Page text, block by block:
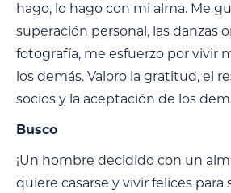
hago, lo hago con mi alma. Me
superación personal, las danzas
fotografía, me esfuerzo por vivir
los demás. Valoro la gratitud, el
socios y la aceptación de los
Busco
¡Un hombre decidido con un
quiere casarse y vivir felices para